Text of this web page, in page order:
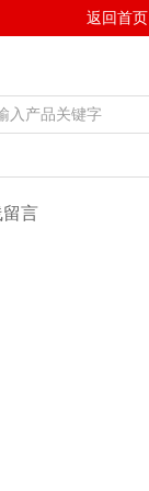
返回首页
言